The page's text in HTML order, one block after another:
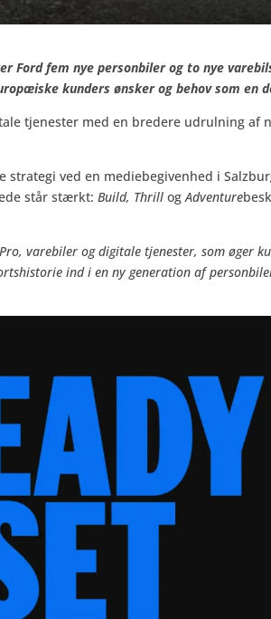
fem nye personbiler og to nye
kunders ønsker og behov som en
tjenester med en bredere udrulning
ved en mediebegivenhed i
står stærkt:Build, Thrill ogAdventure
varebiler og digitale tjenester, som øger
ind i en ny generation af